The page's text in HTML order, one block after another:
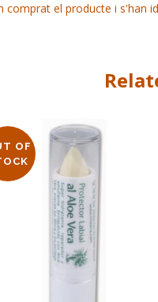
comprat el producte i s'han
OF